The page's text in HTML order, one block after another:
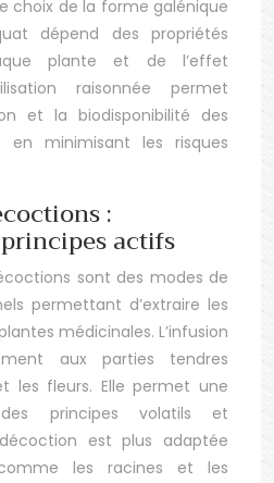
choix de la forme galénique
dépend des propriétés
plante et de l’effet
raisonnée permet
et la biodisponibilité des
minimisant les risques
:
actifs
sont des modes de
permettant d’extraire les
médicinales. L’infusion
aux parties tendres
les fleurs. Elle permet une
principes volatils et
est plus adaptée
les racines et les